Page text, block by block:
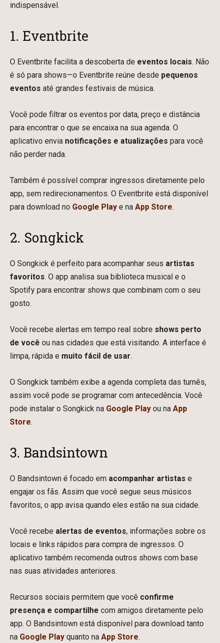
indispensável.
1. Eventbrite
O Eventbrite facilita a descoberta de eventos locais. Não
é só para shows—o Eventbrite reúne desde pequenos
eventos até grandes festivais de música.
Você pode filtrar os eventos por data, preço e distância
para encontrar o que se encaixa na sua agenda. O
aplicativo envia notificações e atualizações para você
não perder nada.
Também é possível comprar ingressos diretamente pelo
app, sem redirecionamentos. O Eventbrite está disponível
para download no Google Play e na App Store.
2. Songkick
O Songkick é perfeito para acompanhar seus artistas
favoritos. O app analisa sua biblioteca musical e o
Spotify para encontrar shows que combinam com o seu
gosto.
Você recebe alertas em tempo real sobre shows perto
de você ou nas cidades que está visitando. A interface é
limpa, rápida e muito fácil de usar.
O Songkick também exibe a agenda completa das turnês,
assim você pode se programar com antecedência. Você
pode instalar o Songkick na Google Play ou na App
Store.
3. Bandsintown
O Bandsintown é focado em acompanhar artistas e
engajar os fãs. Assim que você segue seus músicos
favoritos, o app avisa quando eles estão na sua cidade.
Você recebe alertas de eventos, informações sobre os
locais e links rápidos para compra de ingressos. O
aplicativo também recomenda outros shows com base
nas suas atividades anteriores.
Recursos sociais permitem que você confirme
presença e compartilhe com amigos diretamente pelo
app. O Bandsintown está disponível para download tanto
na Google Play quanto na App Store.